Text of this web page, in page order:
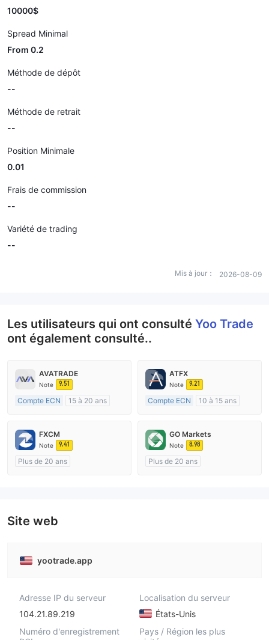
10000$
Spread Minimal
From 0.2
Méthode de dépôt
--
Méthode de retrait
--
Position Minimale
0.01
Frais de commission
--
Variété de trading
--
Mis à jour： 2026-08-09
Les utilisateurs qui ont consulté Yoo Trade
ont également consulté..
AVATRADE
Note 9.51
Compte ECN
15 à 20 ans
Market Making (MM)
Etiquette principale MT4
ATFX
Note 9.21
Compte ECN
10 à 15 ans
Market Making (MM)
Etiquette principale MT4
FXCM
Note 9.41
Plus de 20 ans
GO Markets
Note 8.98
Plus de 20 ans
Site web
yootrade.app
Adresse IP du serveur
104.21.89.219
Localisation du serveur
États-Unis
Numéro d'enregistrement
Pays / Région les plus